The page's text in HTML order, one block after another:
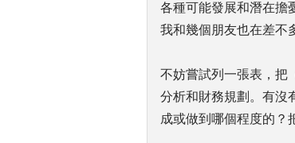
各種可能發展和潛在擔
我和幾個朋友也在差不
不妨嘗試列一張表，把
分析和財務規劃。有沒
成或做到哪個程度的？